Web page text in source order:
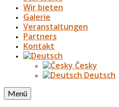
Wir bieten
Galerie
Veranstaltungen
Partners
Kontakt
Česky
Deutsch
Menü